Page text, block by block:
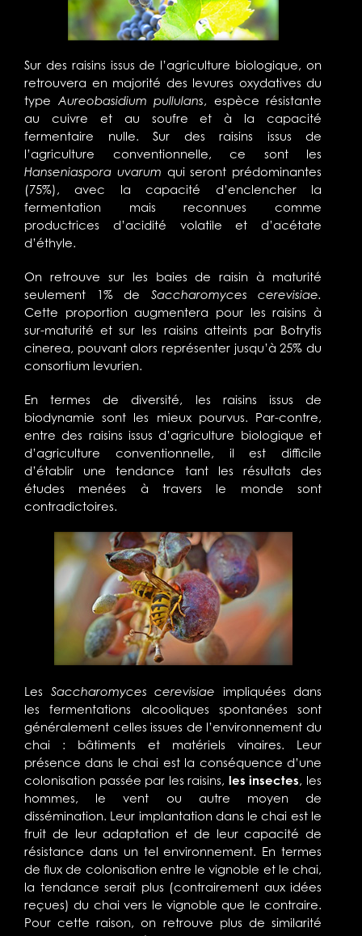
Sur des raisins issus de l’agriculture biologique, on
retrouvera en majorité des levures oxydatives du
type Aureobasidium pullulans, espèce résistante
au cuivre et au soufre et à la capacité
fermentaire nulle. Sur des raisins issus de
l’agriculture conventionnelle, ce sont les
Hanseniaspora uvarum qui seront prédominantes
(75%), avec la capacité d’enclencher la
fermentation mais reconnues comme
productrices d’acidité volatile et d’acétate
d’éthyle.
On retrouve sur les baies de raisin à maturité
seulement 1% de Saccharomyces cerevisiae.
Cette proportion augmentera pour les raisins à
sur-maturité et sur les raisins atteints par Botrytis
cinerea, pouvant alors représenter jusqu’à 25% du
consortium levurien.
En termes de diversité, les raisins issus de
biodynamie sont les mieux pourvus. Par-contre,
entre des raisins issus d’agriculture biologique et
d’agriculture conventionnelle, il est difficile
d’établir une tendance tant les résultats des
études menées à travers le monde sont
contradictoires.
Les Saccharomyces cerevisiae impliquées dans
les fermentations alcooliques spontanées sont
généralement celles issues de l’environnement du
chai : bâtiments et matériels vinaires. Leur
présence dans le chai est la conséquence d’une
colonisation passée par les raisins, les insectes, les
hommes, le vent ou autre moyen de
dissémination. Leur implantation dans le chai est le
fruit de leur adaptation et de leur capacité de
résistance dans un tel environnement. En termes
de flux de colonisation entre le vignoble et le chai,
la tendance serait plus (contrairement aux idées
reçues) du chai vers le vignoble que le contraire.
Pour cette raison, on retrouve plus de similarité